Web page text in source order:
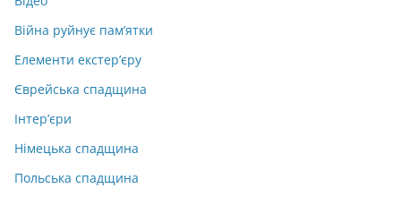
Війна руйнує пам’ятки
Елементи екстер’єру
Єврейська спадщина
Інтер’єри
Німецька спадщина
Польська спадщина